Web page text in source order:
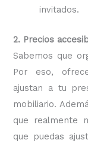
invitados.
2. Precios
Sabemos que
Por eso,
ajustan a tu
mobiliario.
que realmente
que puedas